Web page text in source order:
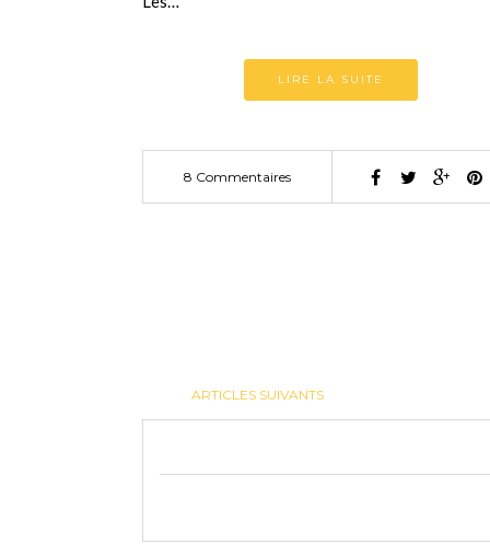
LIRE LA SUITE
8 Commentaires
ARTICLES SUIVANTS